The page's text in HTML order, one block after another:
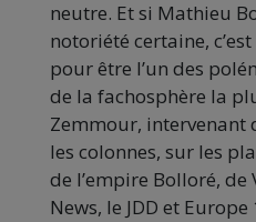
neutre. Et si Mathieu
notoriété certaine,
pour être l’un des
de la fachosphère la
Zemmour, intervenant
les colonnes, sur les
de l’empire Bolloré, de
News, le JDD et